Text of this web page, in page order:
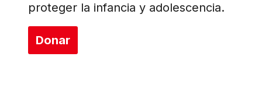
proteger la infancia y adolescencia.
Donar